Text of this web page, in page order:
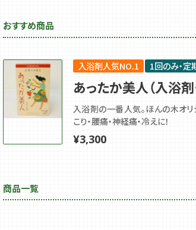
おすすめ商品
入浴剤人気NO.1 1回のみ・定
あったか美人（入浴剤
入浴剤の一番人気。ほんの木オ
こり・腰痛・神経痛・冷えに！
¥3,300
商品一覧